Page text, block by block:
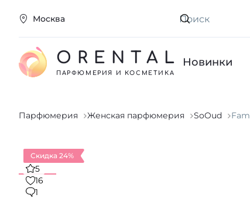
Москва Искать
ORENTAL
ПАРФЮМЕРИЯ И КОСМЕТИКА
Новинки
Парфюмерия Женская парфюмерия SoOud Fam
Скидка 24%
5
16
1